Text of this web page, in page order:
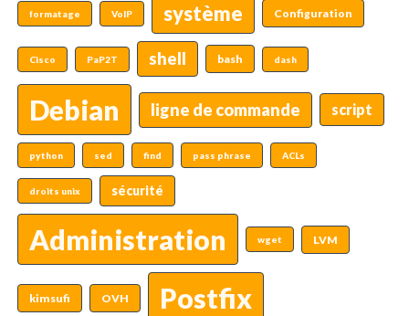
formatage VoIP système Configuration
Cisco PaP2T shell bash dash
Debian ligne de commande script
python sed find pass phrase ACLs
droits unix sécurité
Administration wget LVM
kimsufi OVH
Postfix